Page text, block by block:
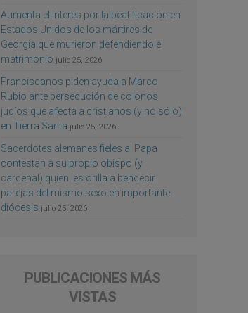
Aumenta el interés por la beatificación en
Estados Unidos de los mártires de
Georgia que murieron defendiendo el
matrimonio julio 25, 2026
Franciscanos piden ayuda a Marco
Rubio ante persecución de colonos
judíos que afecta a cristianos (y no sólo)
en Tierra Santa julio 25, 2026
Sacerdotes alemanes fieles al Papa
contestan a su propio obispo (y
cardenal) quien les orilla a bendecir
parejas del mismo sexo en importante
diócesis julio 25, 2026
PUBLICACIONES MÁS
VISTAS